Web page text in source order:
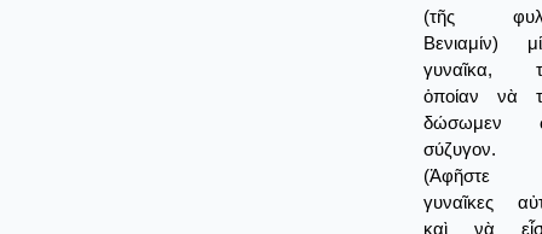
(τῆς
Βενιαμίν)
γυναῖκα,
ὁποίαν νὰ
δώσωμεν
σύζυγον.
(Ἀφῆστε
γυναῖκες
καὶ νὰ